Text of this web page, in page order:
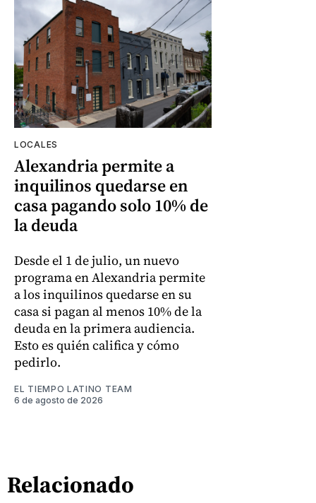
LOCALES
Alexandria permite a
inquilinos quedarse en
casa pagando solo 10% de
la deuda
Desde el 1 de julio, un nuevo
programa en Alexandria permite
a los inquilinos quedarse en su
casa si pagan al menos 10% de la
deuda en la primera audiencia.
Esto es quién califica y cómo
pedirlo.
EL TIEMPO LATINO TEAM
6 de agosto de 2026
Relacionado